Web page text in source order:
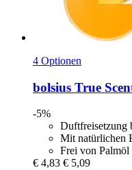
4 Optionen
bolsius True
-5%
Duftfreisetzung
Mit natürlichen
Frei von Palmöl
€ 4,83 € 5,09